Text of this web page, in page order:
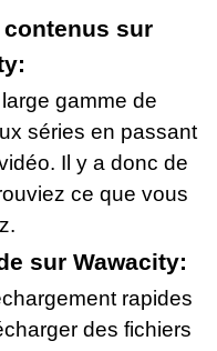
contenus sur
gamme de
séries en passant
Il y a donc de
ce que vous
sur Wawacity:
rapides
des fichiers